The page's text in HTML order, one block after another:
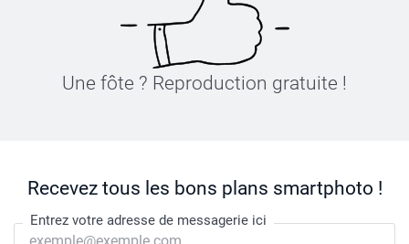
Une fôte ? Reproduction gratuite !
Recevez tous les bons plans smartphoto !
Entrez votre adresse de messagerie ici